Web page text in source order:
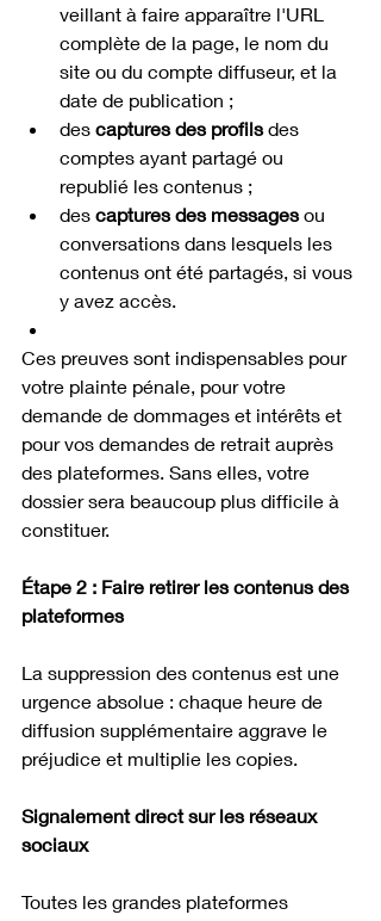
veillant à faire apparaître l'URL
complète de la page, le nom du
site ou du compte diffuseur, et la
date de publication ;
des captures des profils des
comptes ayant partagé ou
republié les contenus ;
des captures des messages ou
conversations dans lesquels les
contenus ont été partagés, si vous
y avez accès.
Ces preuves sont indispensables pour
votre plainte pénale, pour votre
demande de dommages et intérêts et
pour vos demandes de retrait auprès
des plateformes. Sans elles, votre
dossier sera beaucoup plus difficile à
constituer.
Étape 2 : Faire retirer les contenus des
plateformes
La suppression des contenus est une
urgence absolue : chaque heure de
diffusion supplémentaire aggrave le
préjudice et multiplie les copies.
Signalement direct sur les réseaux
sociaux
Toutes les grandes plateformes